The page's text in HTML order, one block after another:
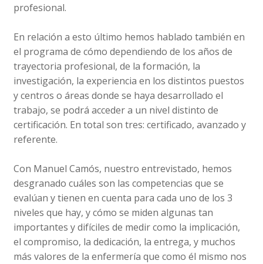
profesional.
En relación a esto último hemos hablado también en
el programa de cómo dependiendo de los años de
trayectoria profesional, de la formación, la
investigación, la experiencia en los distintos puestos
y centros o áreas donde se haya desarrollado el
trabajo, se podrá acceder a un nivel distinto de
certificación. En total son tres: certificado, avanzado y
referente.
Con Manuel Camós, nuestro entrevistado, hemos
desgranado cuáles son las competencias que se
evalúan y tienen en cuenta para cada uno de los 3
niveles que hay, y cómo se miden algunas tan
importantes y difíciles de medir como la implicación,
el compromiso, la dedicación, la entrega, y muchos
más valores de la enfermería que como él mismo nos